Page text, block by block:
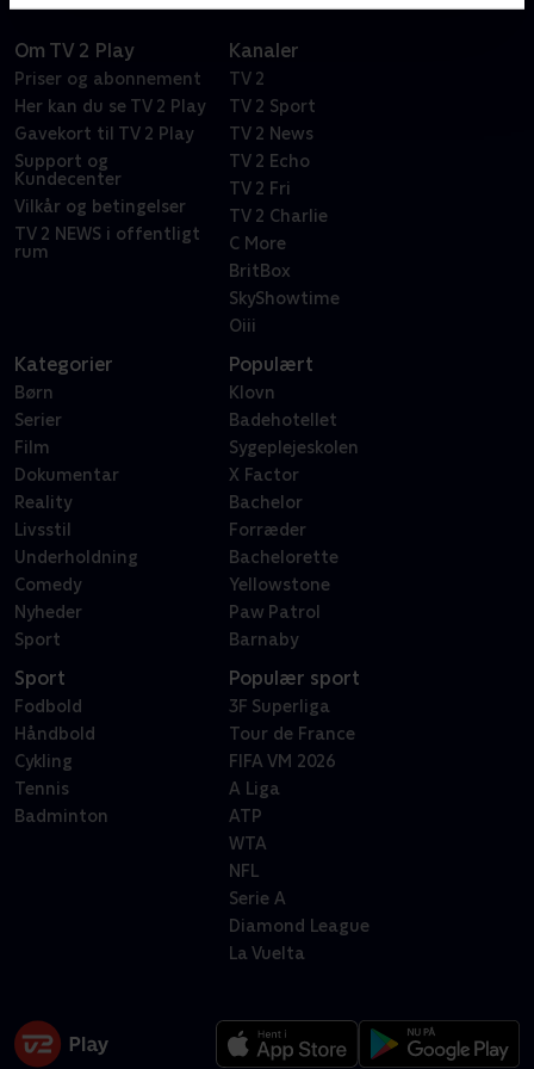
Om TV 2 Play
Priser og abonnement
Her kan du se TV 2 Play
Gavekort til TV 2 Play
Support og
Kundecenter
Vilkår og betingelser
TV 2 NEWS i offentligt
rum
Kanaler
TV 2
TV 2 Sport
TV 2 News
TV 2 Echo
TV 2 Fri
TV 2 Charlie
C More
BritBox
SkyShowtime
Oiii
Kategorier
Børn
Serier
Film
Dokumentar
Reality
Livsstil
Underholdning
Comedy
Nyheder
Sport
Populært
Klovn
Badehotellet
Sygeplejeskolen
X Factor
Bachelor
Forræder
Bachelorette
Yellowstone
Paw Patrol
Barnaby
Sport
Fodbold
Håndbold
Cykling
Tennis
Badminton
Populær sport
3F Superliga
Tour de France
FIFA VM 2026
A Liga
ATP
WTA
NFL
Serie A
Diamond League
La Vuelta